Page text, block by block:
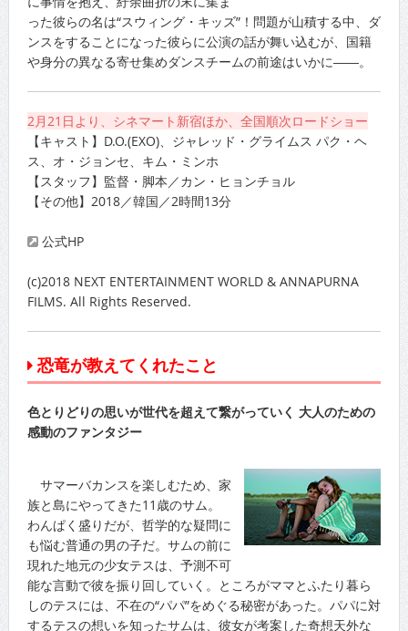
った彼らの名は“スウィング・キッズ”！問題が山積する中、ダ
ンスをすることになった彼らに公演の話が舞い込むが、国籍
や身分の異なる寄せ集めダンスチームの前途はいかに――。
2月21日より、シネマート新宿ほか、全国順次ロードショー
【キャスト】D.O.(EXO)、ジャレッド・グライムス パク・ヘ
ス、オ・ジョンセ、キム・ミンホ
【スタッフ】監督・脚本／カン・ヒョンチョル
【その他】2018／韓国／2時間13分
公式HP
(c)2018 NEXT ENTERTAINMENT WORLD & ANNAPURNA
FILMS. All Rights Reserved.
恐竜が教えてくれたこと
色とりどりの思いが世代を超えて繋がっていく 大人のための
感動のファンタジー
サマーバカンスを楽しむため、家
族と島にやってきた11歳のサム。
わんぱく盛りだが、哲学的な疑問に
も悩む普通の男の子だ。サムの前に
現れた地元の少女テスは、予測不可
能な言動で彼を振り回していく。ところがママとふたり暮ら
しのテスには、不在の“パパ”をめぐる秘密があった。パパに対
するテスの想いを知ったサムは、彼女が考案した奇想天外な